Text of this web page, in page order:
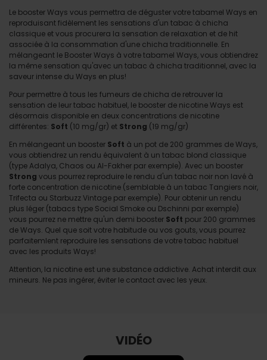
Le booster Ways vous permettra de déguster votre tabamel Ways en
reproduisant fidèlement les sensations d'un tabac à chicha
classique et vous procurera la sensation de relaxation et de hit
associée à la consommation d'une chicha traditionnelle. En
mélangeant le Booster Ways à votre tabamel Ways, vous obtiendrez
la même sensation qu'avec un tabac à chicha traditionnel, avec la
saveur intense du Ways en plus!
Pour permettre à tous les fumeurs de chicha de retrouver la
sensation de leur tabac habituel, le booster de nicotine Ways est
désormais disponible en deux concentrations de nicotine
différentes: Soft (10 mg/gr) et Strong (19 mg/gr)
En mélangeant un booster Soft à un pot de 200 grammes de Ways,
vous obtiendrez un rendu équivalent à un tabac blond classique
(type Adalya, Chaos ou Al-Fakher par exemple). Avec un booster
Strong vous pourrez reproduire le rendu d'un tabac noir non lavé à
forte concentration de nicotine (semblable à un tabac Tangiers noir,
Trifecta ou Starbuzz Vintage par exemple). Pour obtenir un rendu
plus léger (tabacs type Social Smoke ou Dschinni par exemple)
vous pourrez ne mettre qu'un demi booster Soft pour 200 grammes
de Ways. Quel que soit votre habitude ou vos gouts, vous pourrez
parfaitemlent reproduire les sensations de votre tabac habituel
avec les produits Ways!
Attention, la nicotine est une substance addictive. Achat interdit aux
mineurs. Ne pas ingérer, éviter le contact avec les yeux.
VIDÉO